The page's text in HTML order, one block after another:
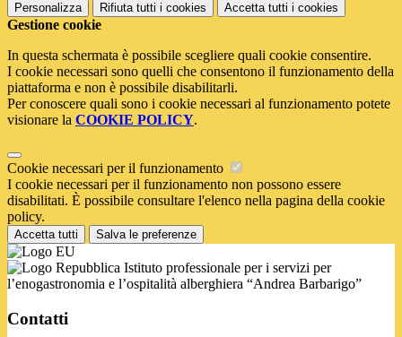
Personalizza Rifiuta tutti i cookies Accetta tutti i cookies
Gestione cookie
In questa schermata è possibile scegliere quali cookie consentire.
I cookie necessari sono quelli che consentono il funzionamento della
piattaforma e non è possibile disabilitarli.
Per conoscere quali sono i cookie necessari al funzionamento potete
visionare la COOKIE POLICY.
Cookie necessari per il funzionamento
I cookie necessari per il funzionamento non possono essere
disabilitati. È possibile consultare l'elenco nella pagina della cookie
policy.
Accetta tutti Salva le preferenze
Istituto professionale per i servizi per
l’enogastronomia e l’ospitalità alberghiera “Andrea Barbarigo”
Contatti